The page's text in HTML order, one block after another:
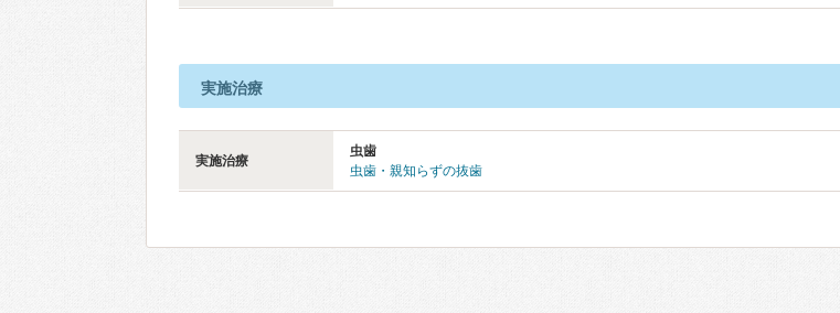
実施治療
実施治療
虫歯
虫歯・親知らずの抜歯